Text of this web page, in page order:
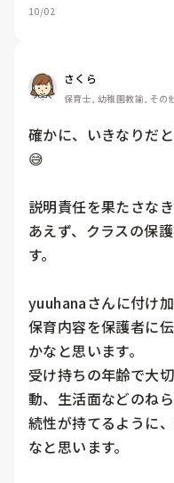
10/02
さくら
保育士, 幼稚園教諭, その
確かに、いきなりだ
😅
説明責任を果たさな
あえず、クラスの保
す。
yuuhanaさんに付け
保育内容を保護者に
かなと思います。
受け持ちの年齢で大
動、生活面などのね
続性が持てるように
なと思います。